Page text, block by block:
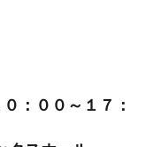
：００～１７：